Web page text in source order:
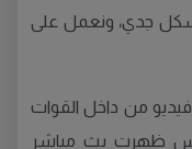
جدي، ونعمل على
من داخل القوات
ظهرت بث مباشر